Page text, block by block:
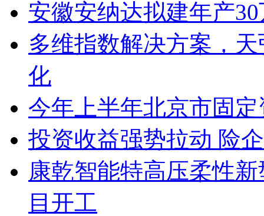
安徽安纳达拟建年产
多维指数解决方案，
化
今年上半年北京市固
投资收益强势拉动 险
康乾智能特高压柔性
目开工